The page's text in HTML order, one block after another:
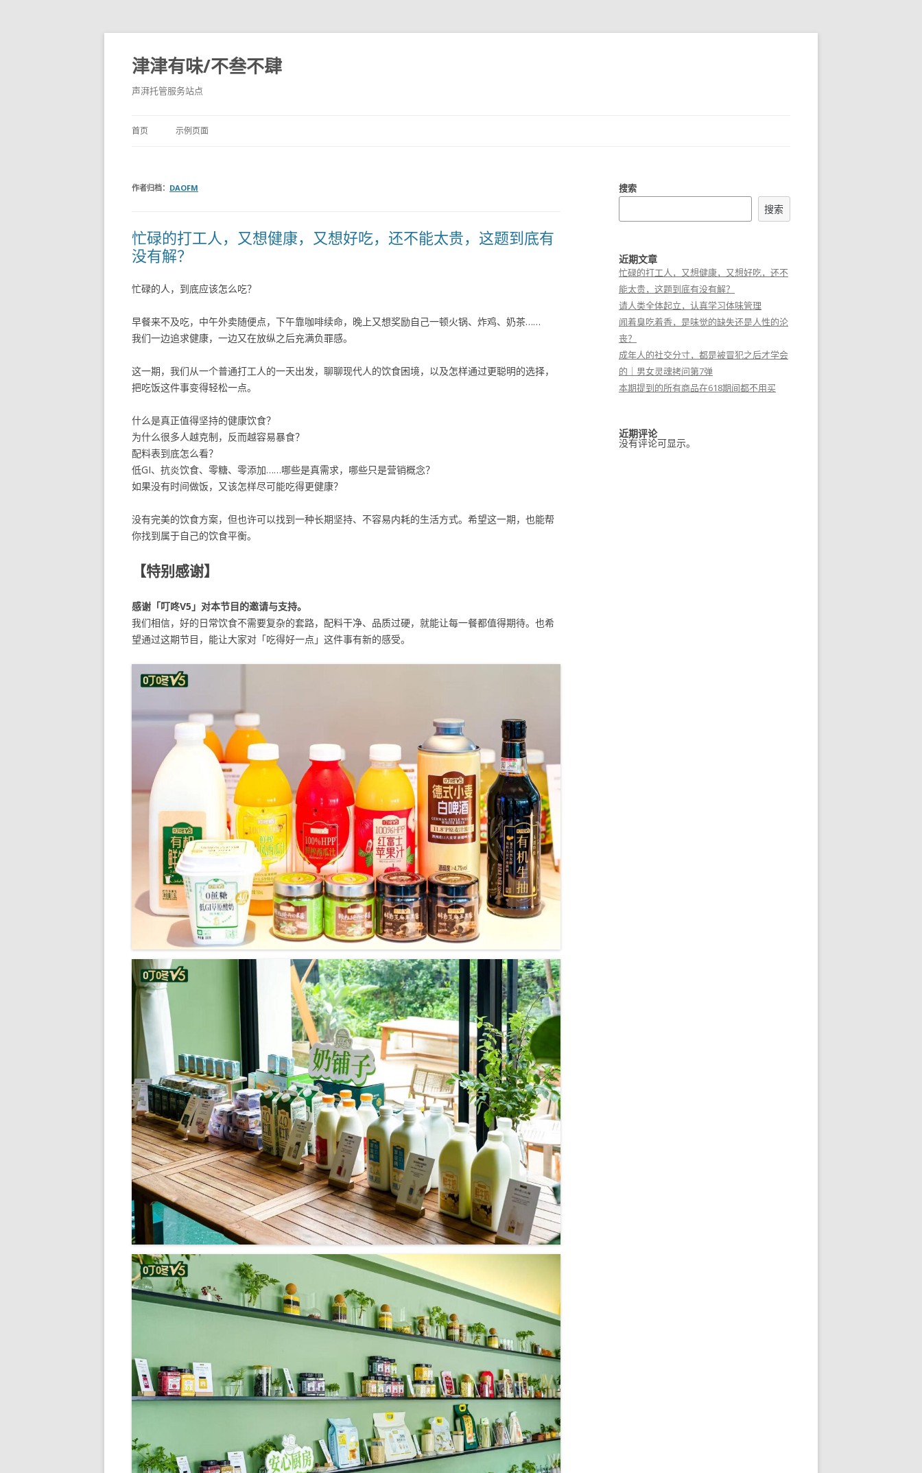
津津有味/不叁不肆
声湃托管服务站点
首页 示例页面
作者归档： DAOFM
忙碌的打工人，又想健康，又想好吃，还不能太贵，这题到底有
没有解？
忙碌的人，到底应该怎么吃？
早餐来不及吃，中午外卖随便点，下午靠咖啡续命，晚上又想奖励自己一顿火锅、炸鸡、奶茶……
我们一边追求健康，一边又在放纵之后充满负罪感。
这一期，我们从一个普通打工人的一天出发，聊聊现代人的饮食困境，以及怎样通过更聪明的选择，
把吃饭这件事变得轻松一点。
什么是真正值得坚持的健康饮食？
为什么很多人越克制，反而越容易暴食？
配料表到底怎么看？
低GI、抗炎饮食、零糖、零添加……哪些是真需求，哪些只是营销概念？
如果没有时间做饭，又该怎样尽可能吃得更健康？
没有完美的饮食方案，但也许可以找到一种长期坚持、不容易内耗的生活方式。希望这一期，也能帮
你找到属于自己的饮食平衡。
【特别感谢】
感谢「叮咚V5」对本节目的邀请与支持。
我们相信，好的日常饮食不需要复杂的套路，配料干净、品质过硬，就能让每一餐都值得期待。也希
望通过这期节目，能让大家对「吃得好一点」这件事有新的感受。
搜索
搜索
近期文章
忙碌的打工人，又想健康，又想好吃，还不
能太贵，这题到底有没有解？
请人类全体起立，认真学习体味管理
闻着臭吃着香，是味觉的缺失还是人性的沦
丧？
成年人的社交分寸，都是被冒犯之后才学会
的｜男女灵魂拷问第7弹
本期提到的所有商品在618期间都不用买
近期评论
没有评论可显示。